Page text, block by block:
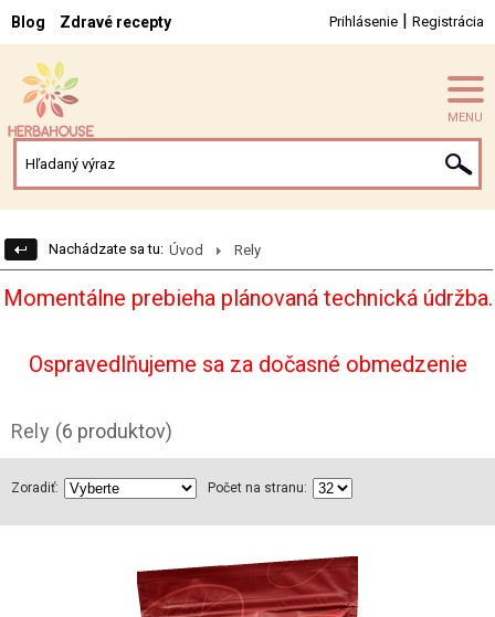
Blog Zdravé recepty Prihlásenie | Registrácia
MENU
Nachádzate sa tu: Úvod Rely
Momentálne prebieha plánovaná technická údržba.
Ospravedlňujeme sa za dočasné obmedzenie
Rely (6 produktov)
Zoradiť: Počet na stranu: